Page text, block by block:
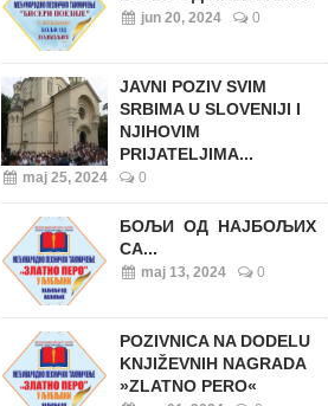
jun 20, 2024 0
JAVNI POZIV SVIM
SRBIMA U SLOVENIJI I
NJIHOVIM
PRIJATELJIMA...
maj 25, 2024 0
БОЉИ ОД НАЈБОЉИХ
СА...
maj 13, 2024 0
POZIVNICA NA DODELU
KNJIŽEVNIH NAGRADA
»ZLATNO PERO«